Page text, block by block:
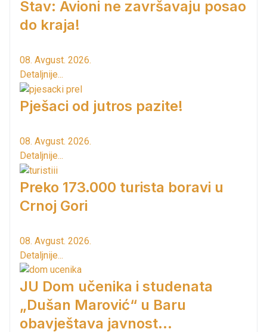
Stav: Avioni ne završavaju posao
do kraja!
08. Avgust. 2026.
Detaljnije...
Pješaci od jutros pazite!
08. Avgust. 2026.
Detaljnije...
Preko 173.000 turista boravi u
Crnoj Gori
08. Avgust. 2026.
Detaljnije...
JU Dom učenika i studenata
„Dušan Marović“ u Baru
obavještava javnost...